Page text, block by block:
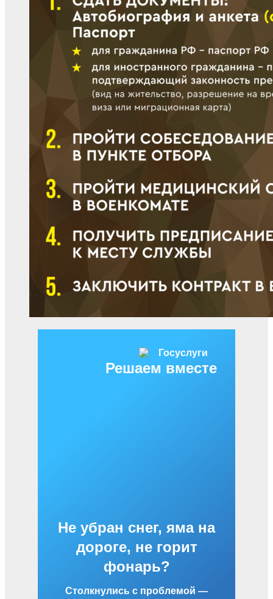
Решаем вместе
Не убран снег, яма на
дороге, не горит
фонарь?
Столкнулись с проблемой —